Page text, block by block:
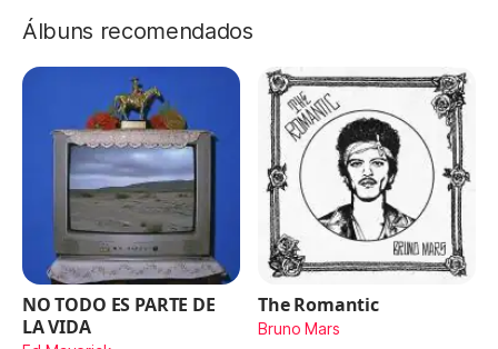
Álbuns recomendados
NO TODO ES PARTE DE
LA VIDA
The Romantic
Bruno Mars